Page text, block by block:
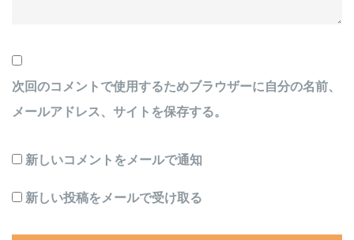
次回のコメントで使用するためブラウザーに自分の名前、
メールアドレス、サイトを保存する。
新しいコメントをメールで通知
新しい投稿をメールで受け取る